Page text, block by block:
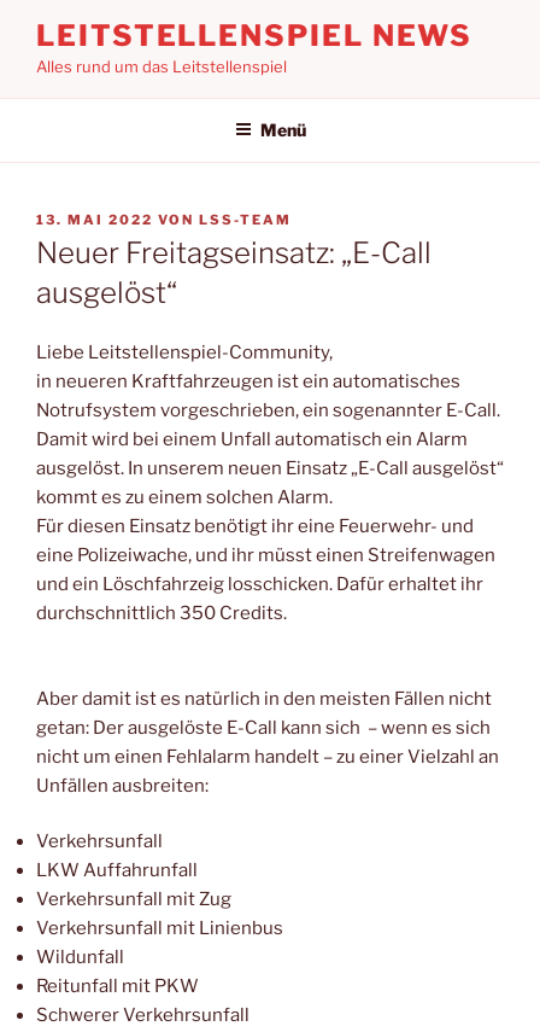
Inhalt
springen
LEITSTELLENSPIEL NEWS
Alles rund um das Leitstellenspiel
Menü
VERÖFFENTLICHT
AM
13. MAI 2022 VON LSS-TEAM
Neuer Freitagseinsatz: „E-Call
ausgelöst“
Liebe Leitstellenspiel-Community,
in neueren Kraftfahrzeugen ist ein automatisches
Notrufsystem vorgeschrieben, ein sogenannter E-Call.
Damit wird bei einem Unfall automatisch ein Alarm
ausgelöst. In unserem neuen Einsatz „E-Call ausgelöst“
kommt es zu einem solchen Alarm.
Für diesen Einsatz benötigt ihr eine Feuerwehr- und
eine Polizeiwache, und ihr müsst einen Streifenwagen
und ein Löschfahrzeig losschicken. Dafür erhaltet ihr
durchschnittlich 350 Credits.
Aber damit ist es natürlich in den meisten Fällen nicht
getan: Der ausgelöste E-Call kann sich – wenn es sich
nicht um einen Fehlalarm handelt – zu einer Vielzahl an
Unfällen ausbreiten:
Verkehrsunfall
LKW Auffahrunfall
Verkehrsunfall mit Zug
Verkehrsunfall mit Linienbus
Wildunfall
Reitunfall mit PKW
Schwerer Verkehrsunfall